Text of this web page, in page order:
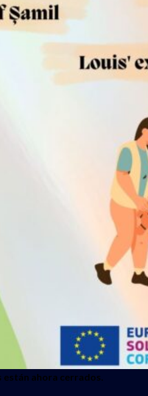
ahora cerrados.